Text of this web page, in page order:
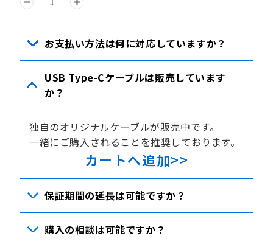
お支払い方法は何に対応していますか？
USB Type-Cケーブルは販売しています
か？
独自のオリジナルケーブルが販売中です。
一緒にご購入されることを推奨しております。
カートへ追加>>
保証期間の延長は可能ですか？
購入の相談は可能ですか？